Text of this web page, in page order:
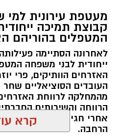
מעטפת עירונית למי
קבוצת תמיכה
המטפלים בהוריהם
לאחרונה הסתיימה
ייחודית לבני משפחה
האזרחים הוותיקים, פרי
העובדים הסוציאליים שחר
מהמחלקה לרווחת
הרווחה והשירותים
אחרי חגי תשרי תיפתח
הרחבה.
קרא